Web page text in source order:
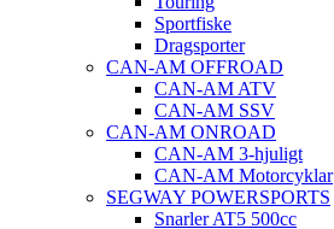
Sportfiske
Dragsporter
CAN-AM OFFROAD
CAN-AM ATV
CAN-AM SSV
CAN-AM ONROAD
CAN-AM 3-hjuligt
CAN-AM Motorcyklar
SEGWAY POWERSPORTS
Snarler AT5 500cc